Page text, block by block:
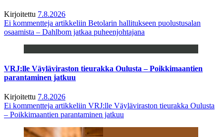
Kirjoitettu 7.8.2026
Ei kommentteja artikkeliin Betolarin hallitukseen puolustusalan
osaamista – Dahlbom jatkaa puheenjohtajana
VRJ:lle Väyläviraston tieurakka Oulusta – Poikkimaantien
parantaminen jatkuu
Kirjoitettu 7.8.2026
Ei kommentteja artikkeliin VRJ:lle Väyläviraston tieurakka Oulusta
– Poikkimaantien parantaminen jatkuu